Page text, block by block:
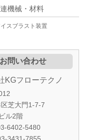
機械・材料
イスブラスト装置
お問い合わせ
KGフローテクノ
芝大門1-7-7
ル2階
6402-5480
3431-7855